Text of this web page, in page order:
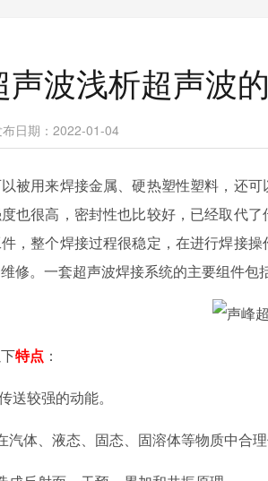
声波浅析超声波
日期：2022-01-04
被用来焊接金属、硬热塑性塑料，还
也很高，密封性也比较好，已经取代
，整个焊接过程很稳定，在进行焊接
修。 一套超声波焊接系统的主要组件包
特点 ：
送较强的动能。
汽体、液态、固态、固溶体等物质中合理